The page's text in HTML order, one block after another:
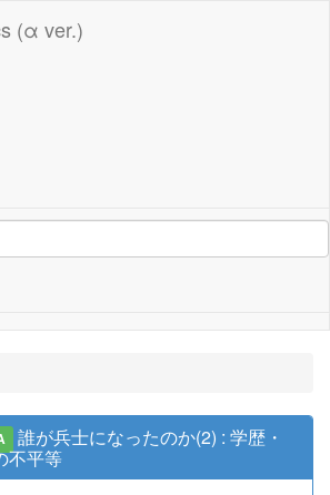
(α ver.)
誰が兵士になったのか(2) : 学歴・
不平等